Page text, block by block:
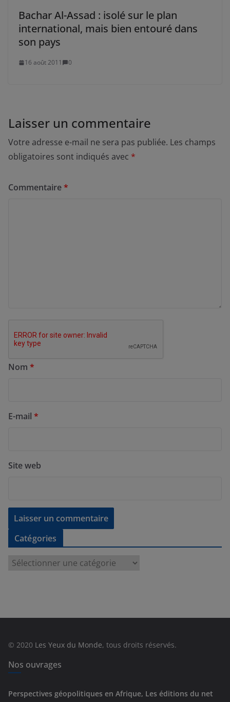
Bachar Al-Assad : isolé sur le plan
international, mais bien entouré dans
son pays
16 août 2011 0
Laisser un commentaire
Votre adresse e-mail ne sera pas publiée. Les champs
obligatoires sont indiqués avec *
Commentaire*
Nom *
E-mail *
Site web
Catégories
e
s
© 2020 Les Yeux du Monde, tous droits réservés.
Nos ouvrages
Perspectives géopolitiques en Afrique, Les éditions du net